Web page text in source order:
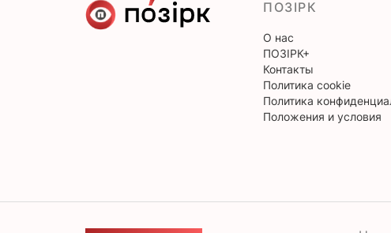
ПОЗІРК
О нас
ПОЗІРК+
Контакты
Политика cookie
Политика
Положения и условия